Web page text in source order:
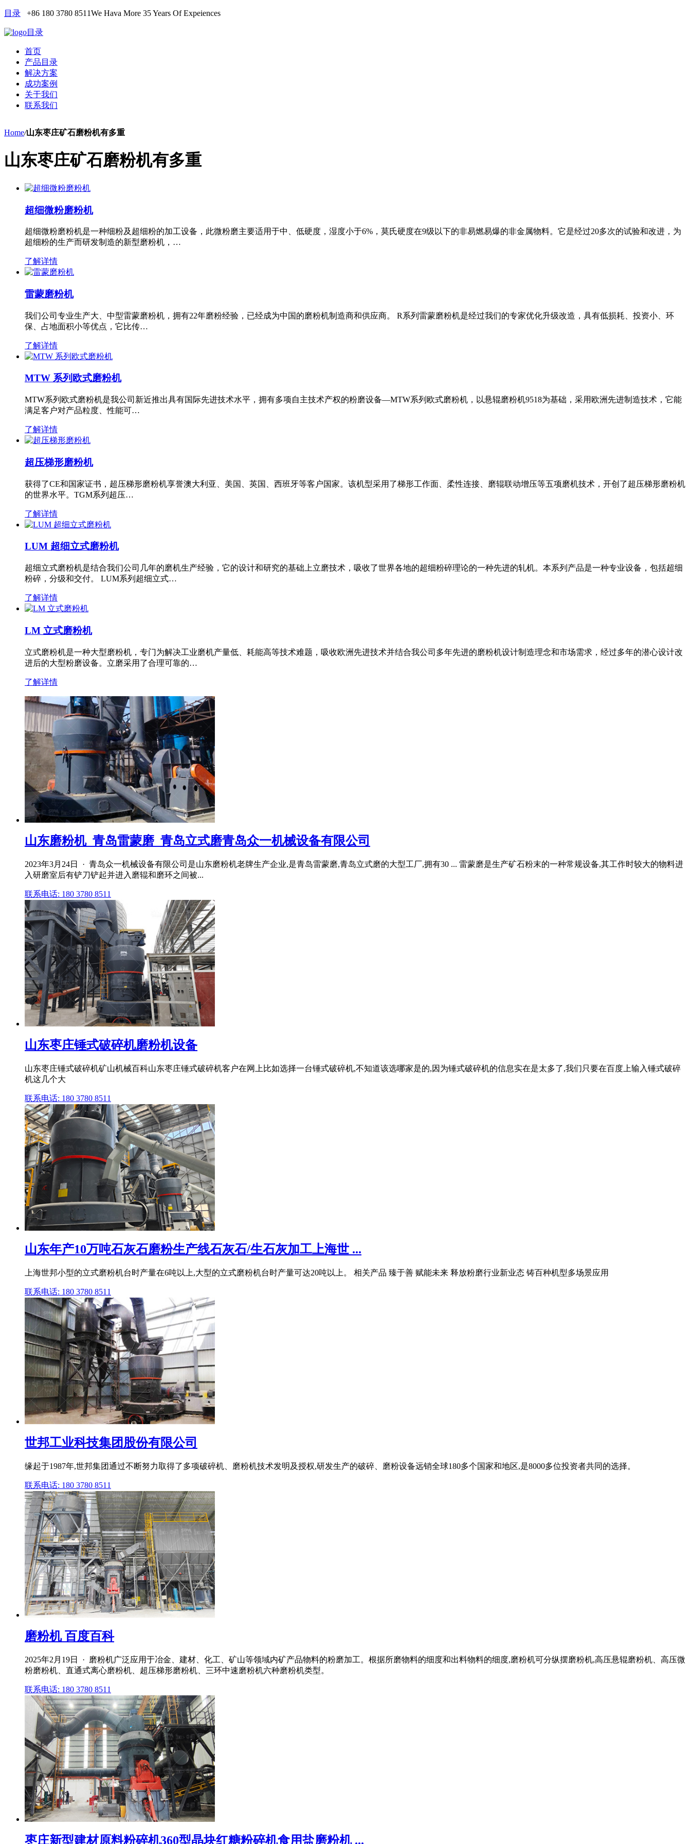
目录 +86 180 3780 8511We Hava More 35 Years Of Expeiences
目录
首页
产品目录
解决方案
成功案例
关于我们
联系我们
Home/山东枣庄矿石磨粉机有多重
山东枣庄矿石磨粉机有多重
超细微粉磨粉机
超细微粉磨粉机是一种细粉及超细粉的加工设备，此微粉磨主要适用于中、低硬度，湿度小于6%，莫氏硬度在9级以下的非易燃易爆的非金属物料。它是经过20多次的试验和改进，为
超细粉的生产而研发制造的新型磨粉机，…
了解详情
雷蒙磨粉机
我们公司专业生产大、中型雷蒙磨粉机，拥有22年磨粉经验，已经成为中国的磨粉机制造商和供应商。 R系列雷蒙磨粉机是经过我们的专家优化升级改造，具有低损耗、投资小、环
保、占地面积小等优点，它比传…
了解详情
MTW 系列欧式磨粉机
MTW系列欧式磨粉机是我公司新近推出具有国际先进技术水平，拥有多项自主技术产权的粉磨设备—MTW系列欧式磨粉机，以悬辊磨粉机9518为基础，采用欧洲先进制造技术，它能
满足客户对产品粒度、性能可…
了解详情
超压梯形磨粉机
获得了CE和国家证书，超压梯形磨粉机享誉澳大利亚、美国、英国、西班牙等客户国家。该机型采用了梯形工作面、柔性连接、磨辊联动增压等五项磨机技术，开创了超压梯形磨粉机
的世界水平。TGM系列超压…
了解详情
LUM 超细立式磨粉机
超细立式磨粉机是结合我们公司几年的磨机生产经验，它的设计和研究的基础上立磨技术，吸收了世界各地的超细粉碎理论的一种先进的轧机。本系列产品是一种专业设备，包括超细
粉碎，分级和交付。 LUM系列超细立式…
了解详情
LM 立式磨粉机
立式磨粉机是一种大型磨粉机，专门为解决工业磨机产量低、耗能高等技术难题，吸收欧洲先进技术并结合我公司多年先进的磨粉机设计制造理念和市场需求，经过多年的潜心设计改
进后的大型粉磨设备。立磨采用了合理可靠的…
了解详情
山东磨粉机_青岛雷蒙磨_青岛立式磨青岛众一机械设备有限公司
2023年3月24日 · 青岛众一机械设备有限公司是山东磨粉机老牌生产企业,是青岛雷蒙磨,青岛立式磨的大型工厂,拥有30 ... 雷蒙磨是生产矿石粉末的一种常规设备,其工作时较大的物料进
入研磨室后有铲刀铲起并进入磨辊和磨环之间被...
联系电话: 180 3780 8511
山东枣庄锤式破碎机磨粉机设备
山东枣庄锤式破碎机矿山机械百科山东枣庄锤式破碎机客户在网上比如选择一台锤式破碎机,不知道该选哪家是的,因为锤式破碎机的信息实在是太多了,我们只要在百度上输入锤式破碎
机这几个大
联系电话: 180 3780 8511
山东年产10万吨石灰石磨粉生产线石灰石/生石灰加工上海世 ...
上海世邦小型的立式磨粉机台时产量在6吨以上,大型的立式磨粉机台时产量可达20吨以上。 相关产品 臻于善 赋能未来 释放粉磨行业新业态 铸百种机型多场景应用
联系电话: 180 3780 8511
世邦工业科技集团股份有限公司
缘起于1987年,世邦集团通过不断努力取得了多项破碎机、磨粉机技术发明及授权,研发生产的破碎、磨粉设备远销全球180多个国家和地区,是8000多位投资者共同的选择。
联系电话: 180 3780 8511
磨粉机 百度百科
2025年2月19日 · 磨粉机广泛应用于冶金、建材、化工、矿山等领域内矿产品物料的粉磨加工。根据所磨物料的细度和出料物料的细度,磨粉机可分纵摆磨粉机,高压悬辊磨粉机、高压微
粉磨粉机、直通式离心磨粉机、超压梯形磨粉机、三环中速磨粉机六种磨粉机类型。
联系电话: 180 3780 8511
枣庄新型建材原料粉碎机360型晶块红糖粉碎机食用盐磨粉机 ...